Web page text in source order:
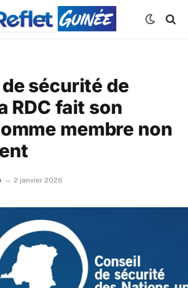
sécurité de
RDC fait son
membre non
2 janvier 2026